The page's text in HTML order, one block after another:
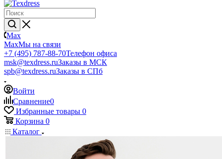
Max
MaxМы на связи
+7 (495) 787-88-70Телефон офиса
msk@texdress.ruЗаказы в МСК
spb@texdress.ruЗаказы в СПб
Войти
Сравнение0
Избранные товары 0
Корзина 0
Каталог